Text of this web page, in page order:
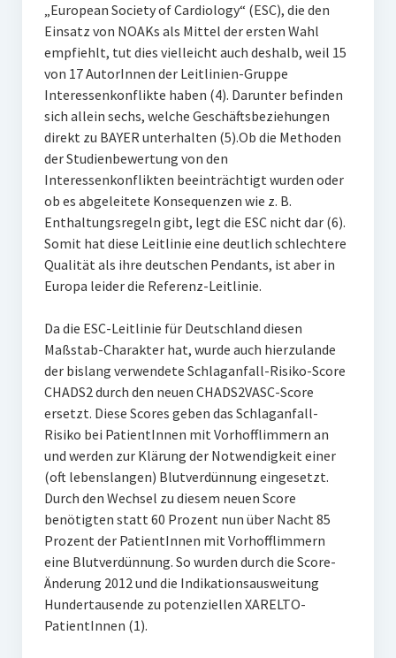
„European Society of Cardiology“ (ESC), die den
Einsatz von NOAKs als Mittel der ersten Wahl
empfiehlt, tut dies vielleicht auch deshalb, weil 15
von 17 AutorInnen der Leitlinien-Gruppe
Interessenkonflikte haben (4). Darunter befinden
sich allein sechs, welche Geschäftsbeziehungen
direkt zu BAYER unterhalten (5).Ob die Methoden
der Studienbewertung von den
Interessenkonflikten beeinträchtigt wurden oder
ob es abgeleitete Konsequenzen wie z. B.
Enthaltungsregeln gibt, legt die ESC nicht dar (6).
Somit hat diese Leitlinie eine deutlich schlechtere
Qualität als ihre deutschen Pendants, ist aber in
Europa leider die Referenz-Leitlinie.
Da die ESC-Leitlinie für Deutschland diesen
Maßstab-Charakter hat, wurde auch hierzulande
der bislang verwendete Schlaganfall-Risiko-Score
CHADS2 durch den neuen CHADS2VASC-Score
ersetzt. Diese Scores geben das Schlaganfall-
Risiko bei PatientInnen mit Vorhofflimmern an
und werden zur Klärung der Notwendigkeit einer
(oft lebenslangen) Blutverdünnung eingesetzt.
Durch den Wechsel zu diesem neuen Score
benötigten statt 60 Prozent nun über Nacht 85
Prozent der PatientInnen mit Vorhofflimmern
eine Blutverdünnung. So wurden durch die Score-
Änderung 2012 und die Indikationsausweitung
Hundertausende zu potenziellen XARELTO-
PatientInnen (1).